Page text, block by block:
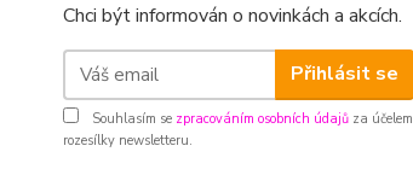
Chci být informován o novinkách a akcích.
Přihlásit se
Souhlasím se zpracováním osobních údajů za účelem
rozesílky newsletteru.